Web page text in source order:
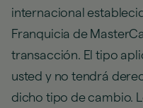
internacional
Franquicia de
transacción. El tipo
usted y no tendrá
dicho tipo de cambio.